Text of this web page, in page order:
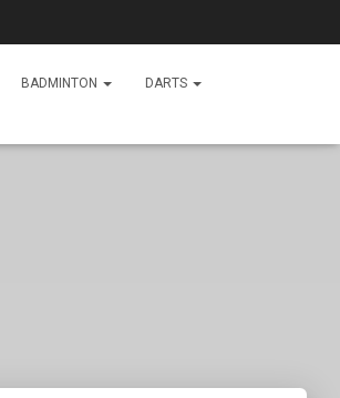
BADMINTON DARTS